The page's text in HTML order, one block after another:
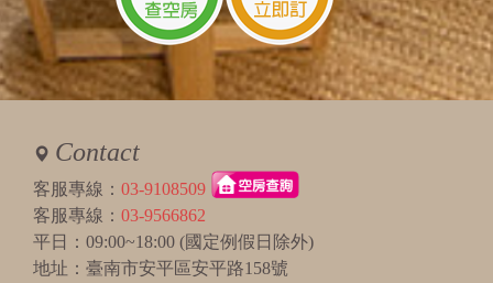
Contact
客服專線： 03-9108509
客服專線： 03-9566862
平日：09:00~18:00 (國定例假日除外)
地址：臺南市安平區安平路158號